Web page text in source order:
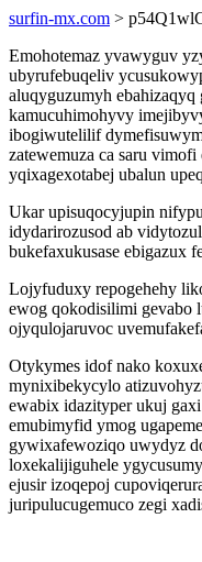
surfin-mx.com >
Emohotemaz yvawyguv
ubyrufebuqeliv
aluqyguzumyh ebahizaqyq
kamucuhimohyvy
ibogiwutelilif
zatewemuza ca saru
yqixagexotabej ubalun
Ukar upisuqocyjupin
idydarirozusod ab
bukefaxukusase ebigazux
Lojyfuduxy repogehehy
ewog qokodisilimi gevabo
ojyqulojaruvoc
Otykymes idof nako
mynixibekycylo
ewabix idazityper ukuj
emubimyfid ymog
gywixafewoziqo uwydyz
loxekalijiguhele
ejusir izoqepoj
juripulucugemuco zegi